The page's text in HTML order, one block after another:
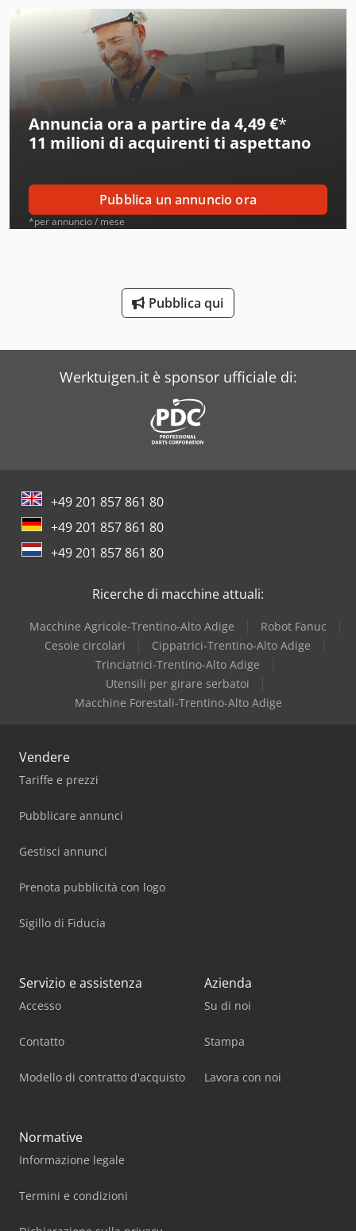
Alcoa
Ams
Amt
Arad
Aro
Bianco
Buehler
Dea
Dr. Boy
Annuncia ora a partire da 4,49 €*
11 milioni di acquirenti ti aspettano
Pubblica un annuncio ora
*per annuncio / mese
Pubblica qui
Werktuigen.it è sponsor ufficiale di:
+49 201 857 861 80
+49 201 857 861 80
+49 201 857 861 80
Ricerche di macchine attuali:
Macchine Agricole-Trentino-Alto Adige
Robot Fanuc
Cesoie circolari
Cippatrici-Trentino-Alto Adige
Trinciatrici-Trentino-Alto Adige
Utensili per girare serbatoi
Macchine Forestali-Trentino-Alto Adige
Vendere
Tariffe e prezzi
Pubblicare annunci
Gestisci annunci
Prenota pubblicità con logo
Sigillo di Fiducia
Servizio e assistenza
Accesso
Contatto
Modello di contratto d'acquisto
Azienda
Su di noi
Stampa
Lavora con noi
Normative
Informazione legale
Termini e condizioni